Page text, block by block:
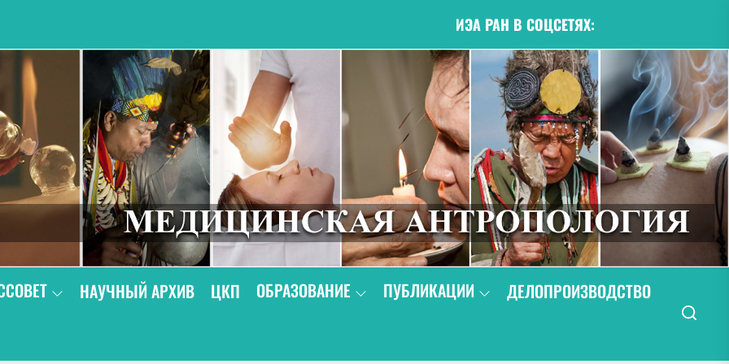
ИЭА РАН В СОЦСЕТЯХ:
НАУЧНЫЙ АРХИВ ЦКП ОБРАЗОВАНИЕ ПУБЛИКАЦИИ
ДЕЛОПРОИЗВОДСТВО